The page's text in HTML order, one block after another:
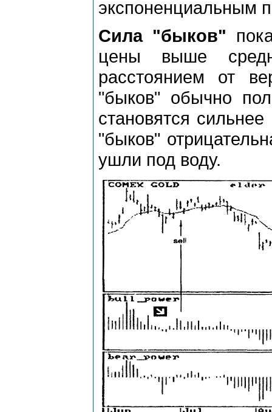
экспоненциальным
Сила "быков"
цены выше
расстоянием от
"быков" обычно
становятся
"быков"
ушли под воду.